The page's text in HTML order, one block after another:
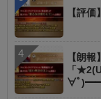
【評
【朗
「
∀ﾟ